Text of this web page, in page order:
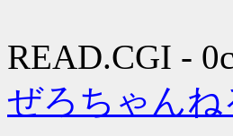
READ.CGI -
ぜろちゃんね